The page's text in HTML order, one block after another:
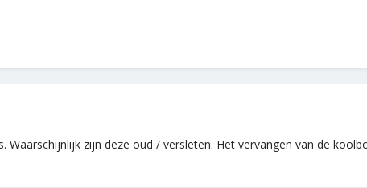
zijn deze oud / versleten. Het vervangen van de